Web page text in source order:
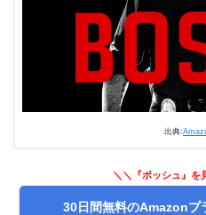
出典:
＼＼『ボッシュ』を
30日間無料のAmazonプ